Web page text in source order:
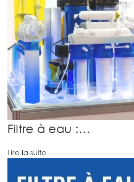
Filtre à eau :…
Lire la suite